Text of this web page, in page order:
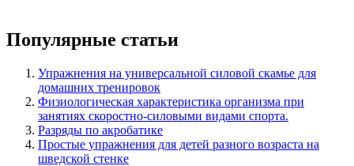
Популярные статьи
Упражнения на универсальной силовой скамье для
домашних тренировок
Физиологическая характеристика организма при
занятиях скоростно-силовыми видами спорта.
Разряды по акробатике
Простые упражнения для детей разного возраста на
шведской стенке